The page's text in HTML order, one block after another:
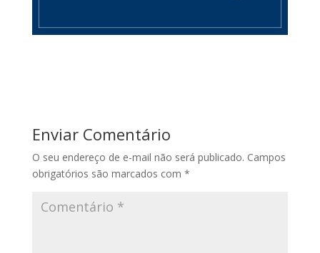
Enviar Comentário
O seu endereço de e-mail não será publicado. Campos
obrigatórios são marcados com *